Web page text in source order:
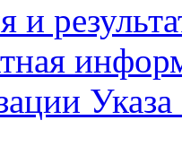
и